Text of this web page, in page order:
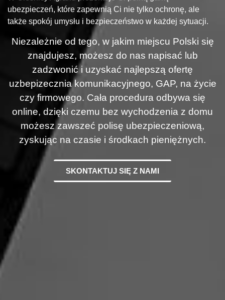
ubezpieczeń, które zapewnią Ci nie tylko ochronę, ale
także spokój umysłu i bezpieczeństwo w każdej sytuacji.
Niezależnie od tego, w jakim miejscu Polski się
znajdujesz, możesz do nas napisać lub
zadzwonić i uzyskać najlepszą ofertę
uzbepizecznia komunikacyjnego, GAP, na życie
czy firmowego. Cała procedura odbywa się
online, dzięki czemu bez wychodzenia z domu
możesz zawszeć polisę ubezpieczeniową,
zyskując na czasie i środkach pieniężnych.
SKONTAKTUJ SIĘ Z NAMI